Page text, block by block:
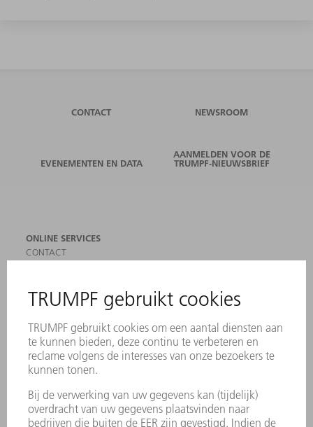
CONTACT NEWSROOM
EVENEMENTEN EN DATA
AANMELDEN VOOR DE
TRUMPF-NIEUWSBRIEF
ONLINE SERVICES
CONTACT
AANMELDEN VOOR NIEUWSBRIEF
MYTRUMPF
VEILIGHEIDSGEGEVENSBLADEN
PRODUCTEN
MACHINES & SYSTEMEN
LASER
ELEKTROGEREEDSCHAP
SMART FACTORY
SOFTWARE